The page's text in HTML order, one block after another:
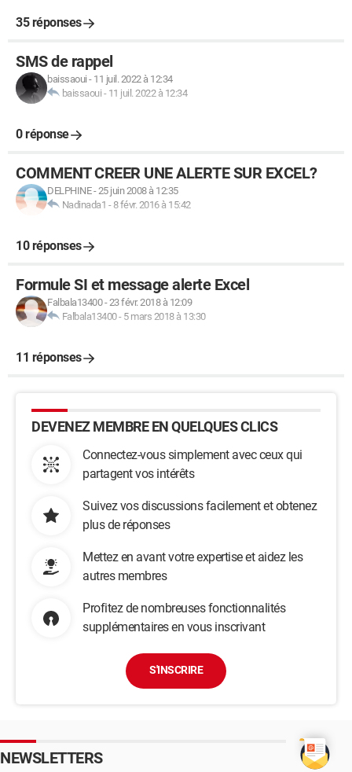
35 réponses
SMS de rappel
baissaoui - 11 juil. 2022 à 12:34
baissaoui - 11 juil. 2022 à 12:34
0 réponse
COMMENT CREER UNE ALERTE SUR EXCEL?
DELPHINE-25 juin 2008 à 12:35
Nadinada1 - 8 févr. 2016 à 15:42
10 réponses
Formule SI et message alerte Excel
Falbala13400-23 févr. 2018 à 12:09
Falbala13400- 5 mars 2018 à 13:30
11 réponses
DEVENEZ MEMBRE EN QUELQUES CLICS
Connectez-vous simplement avec ceux qui
partagent vos intérêts
Suivez vos discussions facilement et obtenez
plus de réponses
Mettez en avant votre expertise et aidez les
autres membres
Profitez de nombreuses fonctionnalités
supplémentaires en vous inscrivant
S'INSCRIRE
NEWSLETTERS